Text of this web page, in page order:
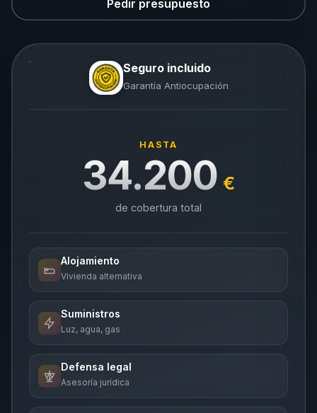
Pedir presupuesto
Seguro incluido
Garantía Antiocupación
HASTA
34.200 €
de cobertura total
Alojamiento
Vivienda alternativa
Suministros
Luz, agua, gas
Defensa legal
Asesoría jurídica